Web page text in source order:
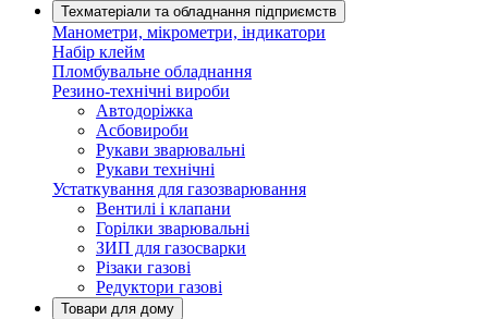
Техматеріали та обладнання підприємств
Манометри, мікрометри, індикатори
Набір клейм
Пломбувальне обладнання
Резино-технічні вироби
Автодоріжка
Асбовироби
Рукави зварювальні
Рукави технічні
Устаткування для газозварювання
Вентилі і клапани
Горілки зварювальні
ЗИП для газосварки
Різаки газові
Редуктори газові
Товари для дому